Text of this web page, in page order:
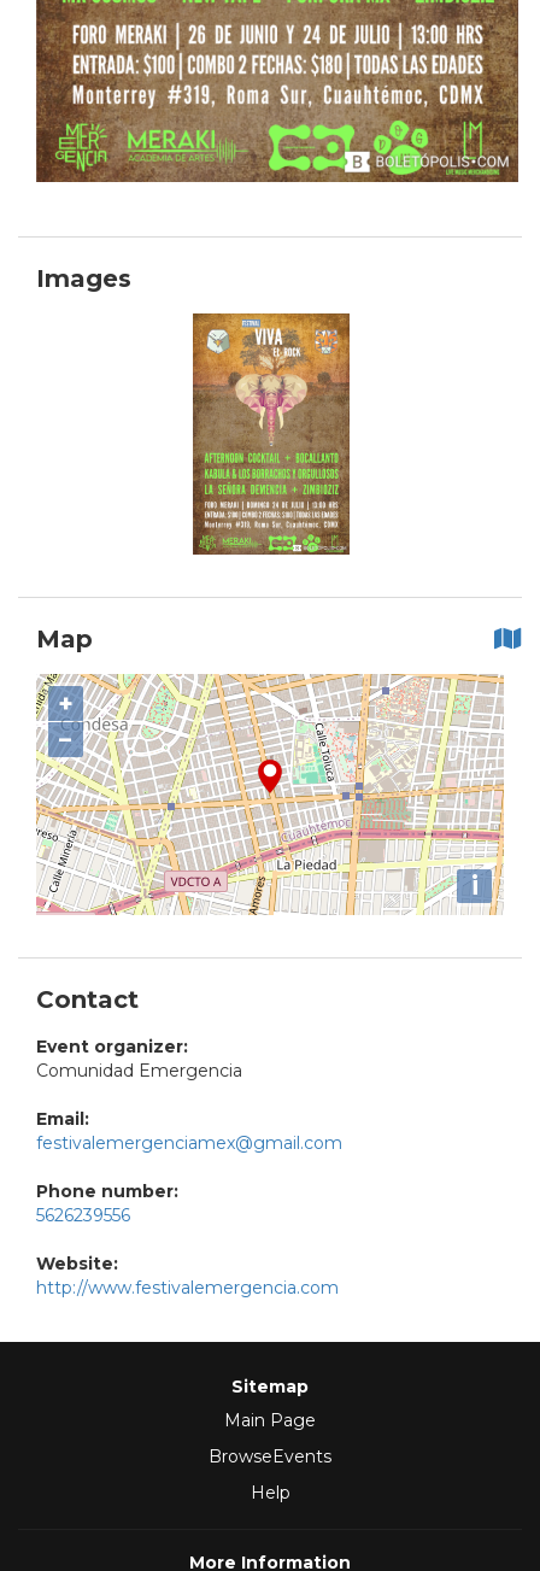
Images
Map
+
−
i
Contact
Event organizer:
Comunidad Emergencia
Email:
festivalemergenciamex@gmail.com
Phone number:
5626239556
Website:
http://www.festivalemergencia.com
Sitemap
Main Page
BrowseEvents
Help
More Information